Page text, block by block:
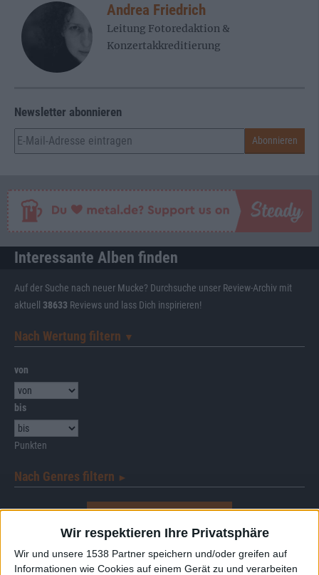
Wir respektieren Ihre Privatsphäre
Wir und unsere 1538 Partner speichern und/oder greifen auf
Informationen wie Cookies auf einem Gerät zu und verarbeiten
Andrea Friedrich
Leitung Fotoredaktion &
Konzertakkreditierung
Newsletter abonnieren
Interessante Alben finden
Auf der Suche nach neuer Mucke? Durchsuche unser Review-Archiv mit
aktuell 38633 Reviews und lass Dich inspirieren!
Nach Wertung filtern ▼︎
von
bis
Punkten
Nach Genres filtern ►︎
Dust Bolt und Hypocrisy auf Tour